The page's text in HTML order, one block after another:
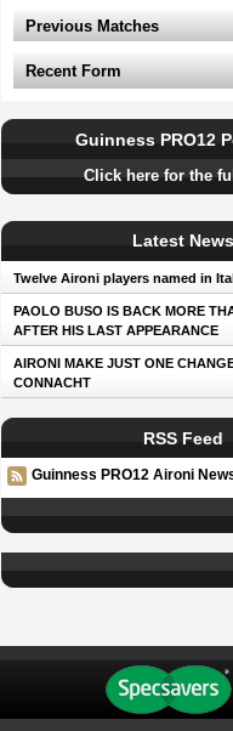
Previous Matches
Recent Form
Guinness PRO12
Click here for the
Latest News
Twelve Aironi players named in
PAOLO BUSO IS BACK MORE
AFTER HIS LAST APPEARANCE
AIRONI MAKE JUST ONE
CONNACHT
RSS Feed
Guinness PRO12 Aironi